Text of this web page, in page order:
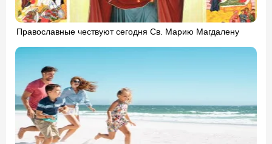
Православные чествуют сегодня Св. Марию Магдалену